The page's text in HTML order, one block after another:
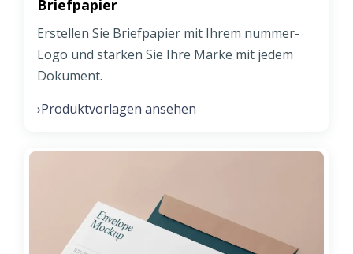
Briefpapier
Erstellen Sie Briefpapier mit Ihrem nummer-
Logo und stärken Sie Ihre Marke mit jedem
Dokument.
›Produktvorlagen ansehen